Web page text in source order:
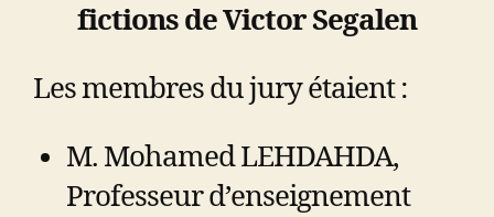
fictions de Victor Segalen
Les membres du jury étaient :
M. Mohamed LEHDAHDA,
Professeur d’enseignement